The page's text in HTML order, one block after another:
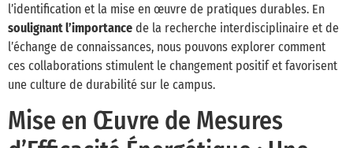
l’identification et la mise en œuvre de pratiques durables. En
soulignant l’importance de la recherche interdisciplinaire et de
l’échange de connaissances, nous pouvons explorer comment
ces collaborations stimulent le changement positif et favorisent
une culture de durabilité sur le campus.
Mise en Œuvre de Mesures